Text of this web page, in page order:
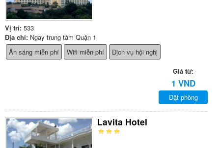
Vị trí: 533
Địa chỉ: Ngay trung tâm Quận 1
Ăn sáng miễn phí
Wifi miễn phí Dịch vụ hội nghị
Giá từ:
1 VND
Đặt phòng
Lavita Hotel